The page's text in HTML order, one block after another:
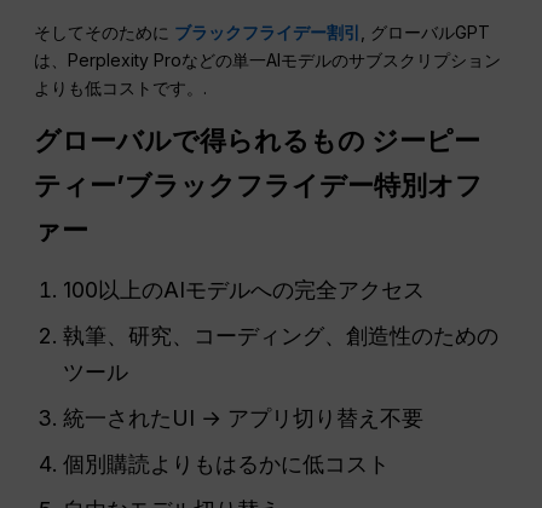
そしてそのために ブラックフライデー割引
, グローバルGPT
は、Perplexity Proなどの単一AIモデルのサブスクリプション
よりも低コストです。.
グローバルで得られるもの ジーピー
ティー’ブラックフライデー特別オフ
ァー
100以上のAIモデルへの完全アクセス
執筆、研究、コーディング、創造性のための
ツール
統一されたUI → アプリ切り替え不要
個別購読よりもはるかに低コスト